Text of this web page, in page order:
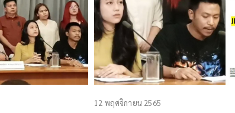
12 พฤศจิกายน 2565